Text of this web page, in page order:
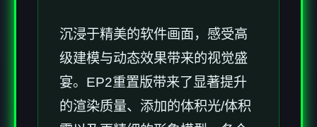
沉浸于精美的软件画面，感受高
级建模与动态效果带来的视觉盛
宴。EP2重置版带来了显著提升
的渲染质量、添加的体积光/体积